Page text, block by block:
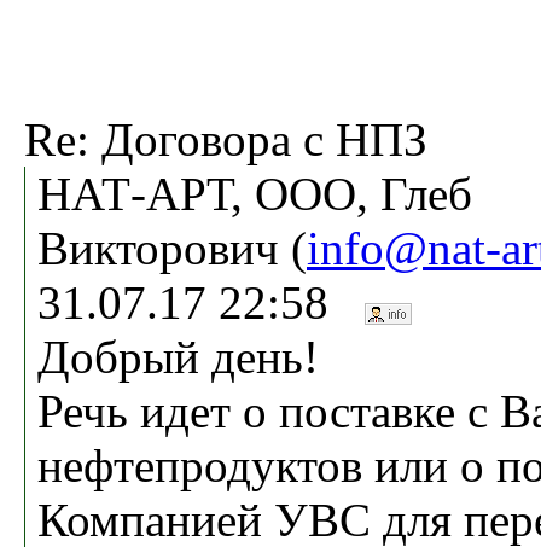
Re: Договора с НПЗ
НАТ-АРТ, ООО, Глеб
Викторович (info@nat-
31.07.17 22:58
Добрый день!
Речь идет о поставке с
нефтепродуктов или о
Компанией УВС для